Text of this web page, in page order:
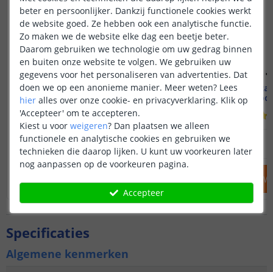
Solar lantaarn London
Hoogte 100 of 135 cm
(30 reviews)
OP VOORRAAD 114,95
Solar
235 cm
OP VOORRAAD
IN
Specificaties
Algemene kenmerken
beter en persoonlijker. Dankzij functionele cookies werkt
de website goed. Ze hebben ook een analytische functie.
Zo maken we de website elke dag een beetje beter.
Daarom gebruiken we technologie om uw gedrag binnen
en buiten onze website te volgen. We gebruiken uw
gegevens voor het personaliseren van advertenties. Dat
doen we op een anonieme manier. Meer weten? Lees
hier alles over onze cookie- en privacyverklaring. Klik op
'Accepteer' om te accepteren.
Kiest u voor weigeren? Dan plaatsen we alleen
functionele en analytische cookies en gebruiken we
technieken die daarop lijken. U kunt uw voorkeuren later
nog aanpassen op de voorkeuren pagina.
Accepteer